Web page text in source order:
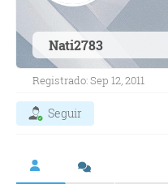
Nati2783
Registrado: Sep 12, 2011
Seguir